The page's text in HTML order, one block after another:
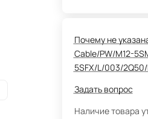
Почему не
Cable/PW/M12-
5SFX/L/003/2Q50/
Задать вопрос
Наличие товара